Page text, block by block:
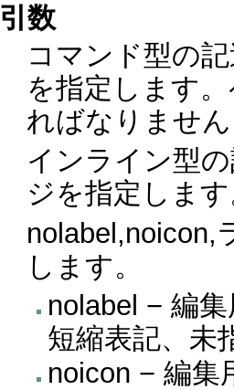
引数
コマンド型の
を指定します
ればなりませ
インライン型
ジを指定しま
nolabel,noicon,
します。
nolabel − 編
短縮表記、未
noicon − 編集